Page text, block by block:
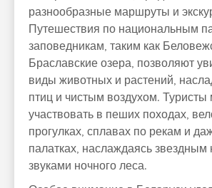
разнообразные маршруты и
Путешествия по национальным
заповедникам, таким как
Браславские озера, позволяют
виды животных и растений,
птиц и чистым воздухом. Туристы
участвовать в пеших походах,
прогулках, сплавах по рекам и
палатках, наслаждаясь звездным
звуками ночного леса.